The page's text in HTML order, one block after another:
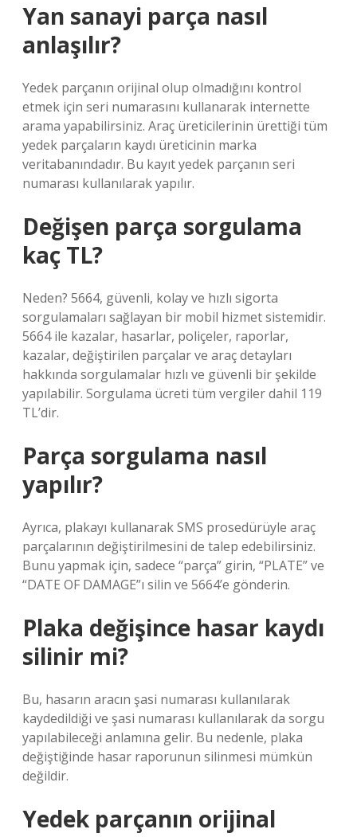
Yan sanayi parça nasıl
anlaşılır?
Yedek parçanın orijinal olup olmadığını kontrol
etmek için seri numarasını kullanarak internette
arama yapabilirsiniz. Araç üreticilerinin ürettiği tüm
yedek parçaların kaydı üreticinin marka
veritabanındadır. Bu kayıt yedek parçanın seri
numarası kullanılarak yapılır.
Değişen parça sorgulama
kaç TL?
Neden? 5664, güvenli, kolay ve hızlı sigorta
sorgulamaları sağlayan bir mobil hizmet sistemidir.
5664 ile kazalar, hasarlar, poliçeler, raporlar,
kazalar, değiştirilen parçalar ve araç detayları
hakkında sorgulamalar hızlı ve güvenli bir şekilde
yapılabilir. Sorgulama ücreti tüm vergiler dahil 119
TL’dir.
Parça sorgulama nasıl
yapılır?
Ayrıca, plakayı kullanarak SMS prosedürüyle araç
parçalarının değiştirilmesini de talep edebilirsiniz.
Bunu yapmak için, sadece “parça” girin, “PLATE” ve
“DATE ​​OF DAMAGE”ı silin ve 5664’e gönderin.
Plaka değişince hasar kaydı
silinir mi?
Bu, hasarın aracın şasi numarası kullanılarak
kaydedildiği ve şasi numarası kullanılarak da sorgu
yapılabileceği anlamına gelir. Bu nedenle, plaka
değiştiğinde hasar raporunun silinmesi mümkün
değildir.
Yedek parçanın orijinal